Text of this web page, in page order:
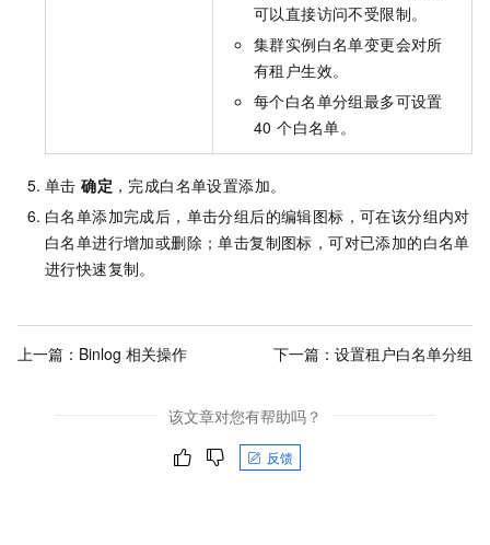
可以直接访问不受限制。
集群实例白名单变更会对所
有租户生效。
每个白名单分组最多可设置
40 个白名单。
单击确定 ，完成白名单设置添加。
白名单添加完成后，单击分组后的编辑图标，可在该分组内对
白名单进行增加或删除；单击复制图标，可对已添加的白名单
进行快速复制。
上一篇： Binlog 相关操作 下一篇： 设置租户白名单分组
该文章对您有帮助吗？
反馈